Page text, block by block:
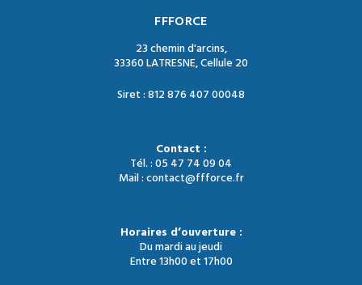
FFFORCE
23 chemin d'arcins,
33360 LATRESNE, Cellule 20
Siret : 812 876 407 00048
Contact :
Tél. : 05 47 74 09 04
Mail : contact@ffforce.fr
Horaires d’ouverture :
Du mardi au jeudi
Entre 13h00 et 17h00